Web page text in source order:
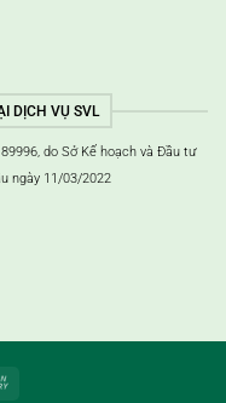
DỊCH VỤ SVL
do Sở Kế hoạch và Đầu tư
ngày 11/03/2022